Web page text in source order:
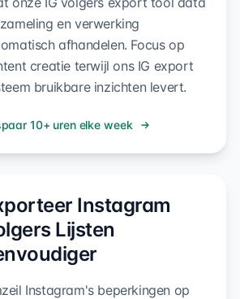
en verwerking
afhandelen. Focus op
creatie terwijl ons IG export
bruikbare inzichten levert.
10+ uren elke week
Instagram
Lijsten
Instagram's beperkingen op